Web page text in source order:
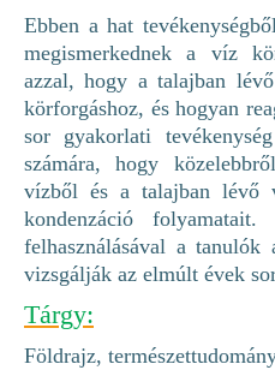
Ebben a hat
megismerkednek a víz
azzal, hogy a talajban
körforgáshoz, és hogyan
sor gyakorlati
számára, hogy
vízből és a talajban lévő
kondenzáció
felhasználásával a tanulók
vizsgálják az elmúlt évek
Tárgy:
Földrajz,